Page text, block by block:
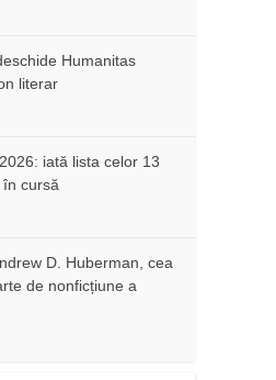
Humanitas
literar
iată lista celor 13
în cursă
D. Huberman, cea
de nonficțiune a